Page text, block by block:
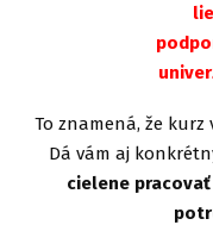
To znamená, že
Dá vám aj
cielene